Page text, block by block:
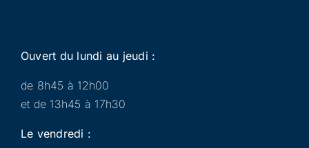
Ouvert du lundi au jeudi :
de 8h45 à 12h00
et de 13h45 à 17h30
Le vendredi :